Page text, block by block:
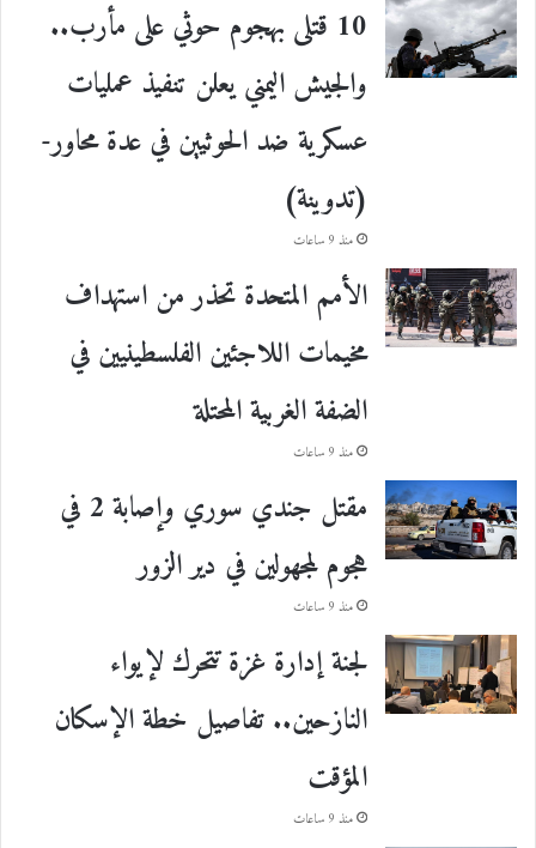
10 قتلى بهجوم حوثي على مأرب..
والجيش اليمني يعلن تنفيذ عمليات
عسكرية ضد الحوثيين في عدة محاور-
(تدوينة)
منذ 9 ساعات
الأمم المتحدة تحذر من استهداف
مخيمات اللاجئين الفلسطينيين في
الضفة الغربية المحتلة
منذ 9 ساعات
مقتل جندي سوري وإصابة 2 في
هجوم لمجهولين في دير الزور
منذ 9 ساعات
لجنة إدارة غزة تتحرك لإيواء
النازحين.. تفاصيل خطة الإسكان
المؤقت
منذ 9 ساعات